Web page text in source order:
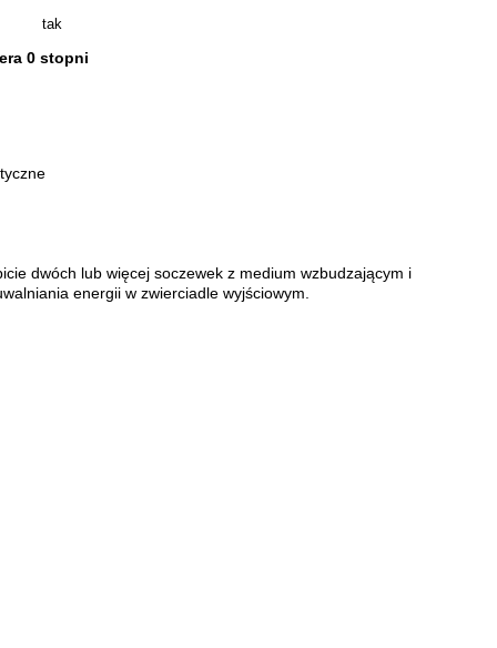
tak
0 stopni
dwóch lub więcej soczewek z medium wzbudzającym i
energii w zwierciadle wyjściowym.